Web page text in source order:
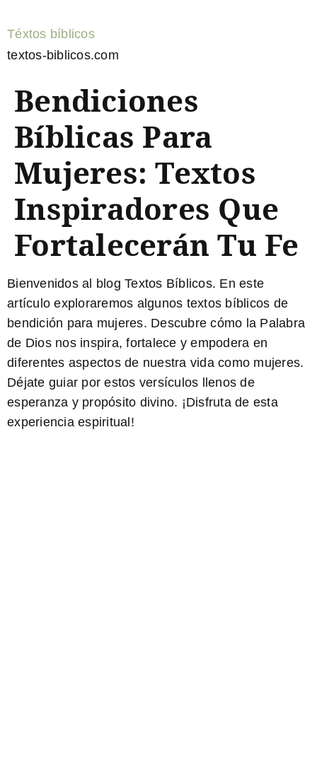
Téxtos bíblicos
textos-biblicos.com
Bendiciones
Bíblicas Para
Mujeres: Textos
Inspiradores Que
Fortalecerán Tu Fe
Bienvenidos al blog Textos Bíblicos. En este
artículo exploraremos algunos textos bíblicos de
bendición para mujeres. Descubre cómo la Palabra
de Dios nos inspira, fortalece y empodera en
diferentes aspectos de nuestra vida como mujeres.
Déjate guiar por estos versículos llenos de
esperanza y propósito divino. ¡Disfruta de esta
experiencia espiritual!